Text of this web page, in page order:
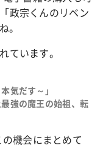
政宗くんのリベン
。
ています。
気だす～」
強の魔王の始祖、転
機会にまとめて